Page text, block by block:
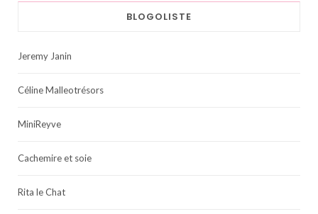
BLOGOLISTE
Jeremy Janin
Céline Malleotrésors
MiniReyve
Cachemire et soie
Rita le Chat